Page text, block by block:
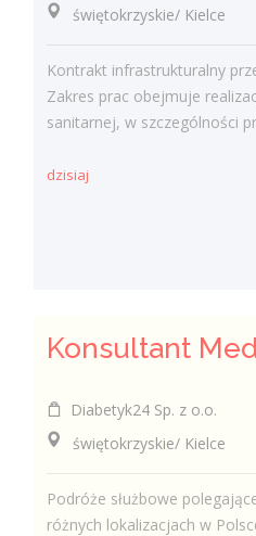
świętokrzyskie/ Kielce
Kontrakt infrastrukturalny
Zakres prac obejmuje
sanitarnej, w szczególności
dzisiaj
Diabetyk24 Sp. z o.o.
świętokrzyskie/ Kielce
Podróże służbowe
różnych lokalizacjach w